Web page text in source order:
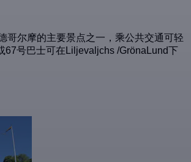
哥尔摩的主要景点之一，乘公共交通可轻
67号巴士可在Liljevaljchs /GrönaLund下